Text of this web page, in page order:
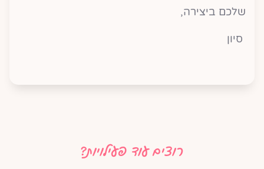
שלכם ביצירה,
סיון
רוצים עוד פעילויות?